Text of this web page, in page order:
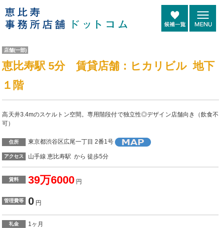
店舗(一部)
恵比寿駅 5分 賃貸店舗：ヒカリビル 地下
１階
高天井3.4mのスケルトン空間。専用階段付で独立性◎デザイン店舗向き（飲食不
可）
住所 東京都渋谷区広尾一丁目 2番1号
アクセス 山手線 恵比寿駅 から 徒歩5分
賃料 39万6000 円
管理費等 0 円
礼金 1ヶ月